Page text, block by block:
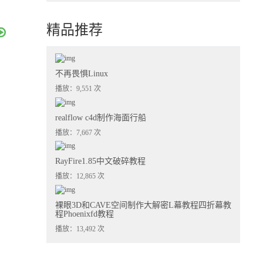
精品推荐
不再畏惧Linux
播放：9,551 次
realflow c4d制作海面行船
播放：7,667 次
RayFire1.85中文破碎教程
播放：12,865 次
裸眼3D和CAVE空间制作大解密L幕教程四折幕教
程Phoenixfd教程
播放：13,492 次